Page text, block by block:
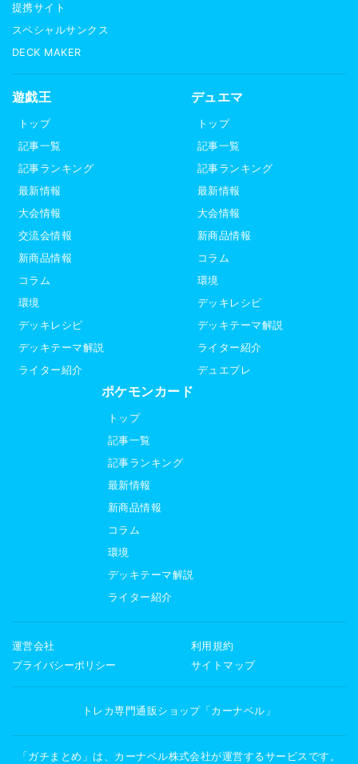
提携サイト
スペシャルサンクス
DECK MAKER
遊戯王
トップ
記事一覧
記事ランキング
最新情報
大会情報
交流会情報
新商品情報
コラム
環境
デッキレシピ
デッキテーマ解説
ライター紹介
デュエマ
トップ
記事一覧
記事ランキング
最新情報
大会情報
新商品情報
コラム
環境
デッキレシピ
デッキテーマ解説
ライター紹介
デュエプレ
ポケモンカード
トップ
記事一覧
記事ランキング
最新情報
新商品情報
コラム
環境
デッキテーマ解説
ライター紹介
運営会社
利用規約
プライバシーポリシー
サイトマップ
トレカ専門通販ショップ「カーナベル」
「ガチまとめ」は、カーナベル株式会社が運営するサービスです。